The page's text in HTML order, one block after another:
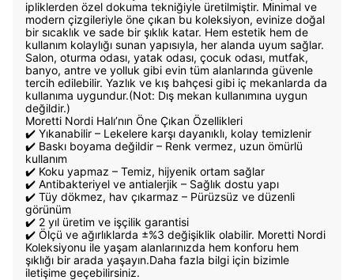
ipliklerden özel dokuma tekniğiyle üretilmiştir. Minimal ve
modern çizgileriyle öne çıkan bu koleksiyon, evinize doğal
bir sıcaklık ve sade bir şıklık katar. Hem estetik hem de
kullanım kolaylığı sunan yapısıyla, her alanda uyum sağlar.
Salon, oturma odası, yatak odası, çocuk odası, mutfak,
banyo, antre ve yolluk gibi evin tüm alanlarında güvenle
tercih edilebilir. Yazlık ve kış bahçesi gibi iç mekanlarda da
kullanıma uygundur.(Not: Dış mekan kullanımına uygun
değildir.)
Moretti Nordi Halı’nın Öne Çıkan Özellikleri
✔️ Yıkanabilir – Lekelere karşı dayanıklı, kolay temizlenir
✔️ Baskı boyama değildir – Renk vermez, uzun ömürlü
kullanım
✔️ Koku yapmaz – Temiz, hijyenik ortam sağlar
✔️ Antibakteriyel ve antialerjik – Sağlık dostu yapı
✔️ Tüy dökmez, hav çıkarmaz – Pürüzsüz ve düzenli
görünüm
✔️ 2 yıl üretim ve işçilik garantisi
✔️ Ölçü ve ağırlıklarda ±%3 değişiklik olabilir. Moretti Nordi
Koleksiyonu ile yaşam alanlarınızda hem konforu hem
şıklığı bir arada yaşayın.Daha fazla bilgi için bizimle
iletişime geçebilirsiniz.